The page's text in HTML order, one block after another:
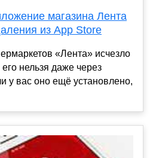
магазина Лента
из App Store
«Лента» исчезло
нельзя даже через
у вас оно ещё установлено,